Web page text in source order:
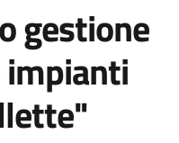
gestione
impianti